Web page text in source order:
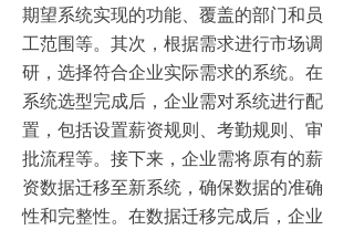
期望系统实现的功能、覆盖的部门和员
工范围等。其次，根据需求进行市场调
研，选择符合企业实际需求的系统。在
系统选型完成后，企业需对系统进行配
置，包括设置薪资规则、考勤规则、审
批流程等。接下来，企业需将原有的薪
资数据迁移至新系统，确保数据的准确
性和完整性。在数据迁移完成后，企业